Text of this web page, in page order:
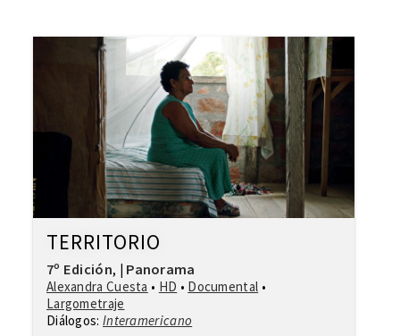
TERRITORIO
7º Edición, | Panorama
Alexandra Cuesta • HD • Documental •
Largometraje
Diálogos: Interamericano